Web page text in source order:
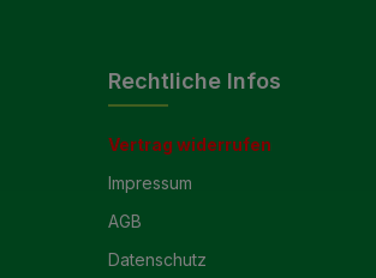
Rechtliche Infos
Vertrag widerrufen
Impressum
AGB
Datenschutz